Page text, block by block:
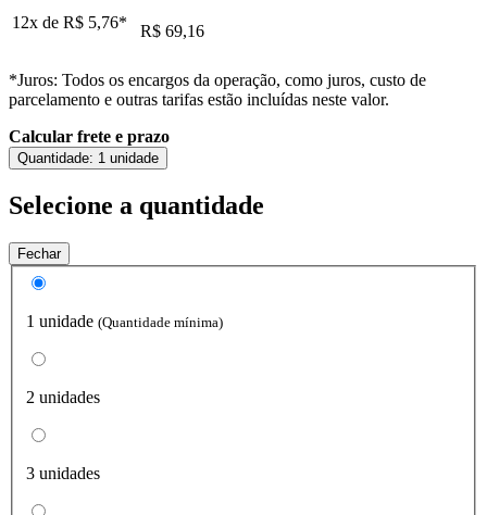
12x de R$ 5,76* R$ 69,16
*Juros: Todos os encargos da operação, como juros, custo de
parcelamento e outras tarifas estão incluídas neste valor.
Calcular frete e prazo
Quantidade: 1 unidade
Selecione a quantidade
Fechar
1 unidade (Quantidade mínima)
2 unidades
3 unidades